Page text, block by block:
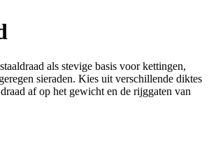
als stevige basis voor kettingen,
sieraden. Kies uit verschillende diktes
af op het gewicht en de rijggaten van